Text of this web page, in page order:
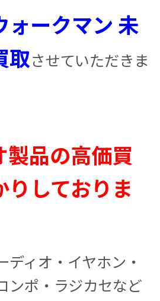
ォークマン 未
取させていただきま
製品の高価買
しておりま
ディオ・イヤホン・
ンポ・ラジカセなど